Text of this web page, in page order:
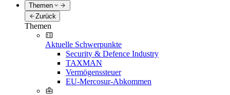
Themen
Zurück
Themen
Aktuelle Schwerpunkte
Security & Defence Industry
TAXMAN
Vermögenssteuer
EU-Mercosur-Abkommen